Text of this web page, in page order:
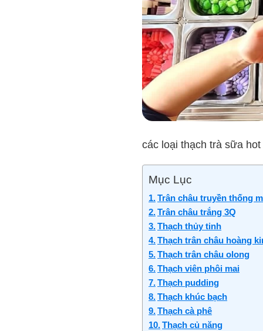
các loại thạch trà sữa
Mục Lục
Trân châu truyền thống
Trân châu trắng 3Q
Thạch thủy tinh
Thạch trân châu hoàng
Thạch trân châu olong
Thạch viên phôi mai
Thạch pudding
Thạch khúc bạch
Thạch cà phê
Thạch củ năng